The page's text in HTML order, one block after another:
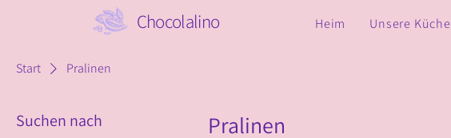
Chocolalino Heim Unsere Küche
Start Pralinen
Suchen nach Pralinen